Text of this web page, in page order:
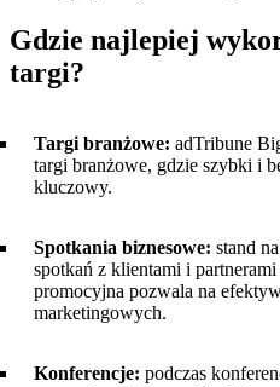
Gdzie najlepiej
targi?
Targi branżowe: adTribune
targi branżowe, gdzie szybki i
kluczowy.
Spotkania biznesowe: stand
spotkań z klientami i
promocyjna pozwala na
marketingowych.
Konferencje: podczas